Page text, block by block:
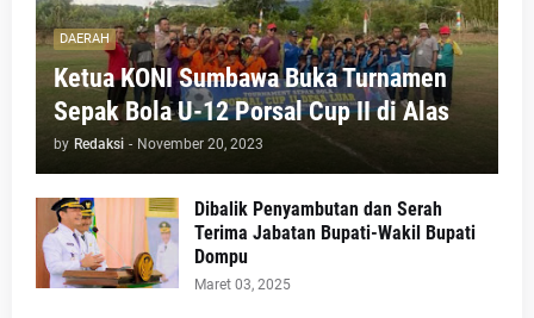
DAERAH
Ketua KONI Sumbawa Buka Turnamen
Sepak Bola U-12 Porsal Cup II di Alas
by Redaksi - November 20, 2023
Dibalik Penyambutan dan Serah
Terima Jabatan Bupati-Wakil Bupati
Dompu
Maret 03, 2025